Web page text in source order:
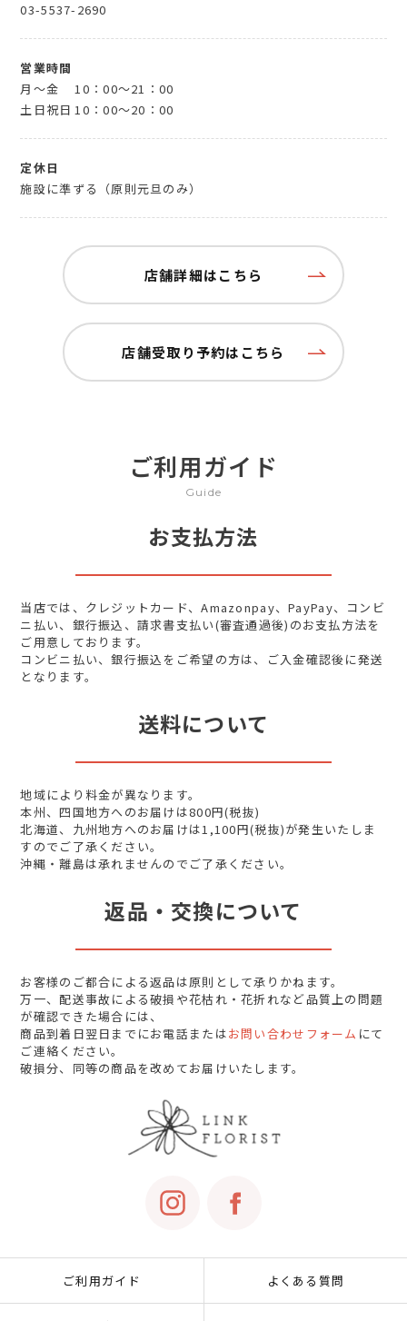
03-5537-2690
営業時間
月～金
10：00～21：00
土日祝日 10：00～20：00
定休日
施設に準ずる（原則元旦のみ）
店舗詳細はこちら
店舗受取り予約はこちら
ご利用ガイド
Guide
お支払方法
当店では、クレジットカード、Amazonpay、PayPay、コンビ
ニ払い、銀行振込、請求書支払い(審査通過後)のお支払方法を
ご用意しております。
コンビニ払い、銀行振込をご希望の方は、ご入金確認後に発送
となります。
送料について
地域により料金が異なります。
本州、四国地方へのお届けは800円(税抜)
北海道、九州地方へのお届けは1,100円(税抜)が発生いたしま
すのでご了承ください。
沖縄・離島は承れませんのでご了承ください。
返品・交換について
お客様のご都合による返品は原則として承りかねます。
万一、配送事故による破損や花枯れ・花折れなど品質上の問題
が確認できた場合には、
商品到着日翌日までにお電話またはお問い合わせフォーム にて
ご連絡ください。
破損分、同等の商品を改めてお届けいたします。
ご利用ガイド よくある質問